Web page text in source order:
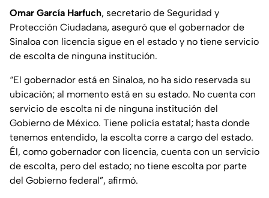
Omar García Harfuch, secretario de Seguridad y
Protección Ciudadana, aseguró que el gobernador de
Sinaloa con licencia sigue en el estado y no tiene servicio
de escolta de ninguna institución.
“El gobernador está en Sinaloa, no ha sido reservada su
ubicación; al momento está en su estado. No cuenta con
servicio de escolta ni de ninguna institución del
Gobierno de México. Tiene policía estatal; hasta donde
tenemos entendido, la escolta corre a cargo del estado.
Él, como gobernador con licencia, cuenta con un servicio
de escolta, pero del estado; no tiene escolta por parte
del Gobierno federal”, afirmó.